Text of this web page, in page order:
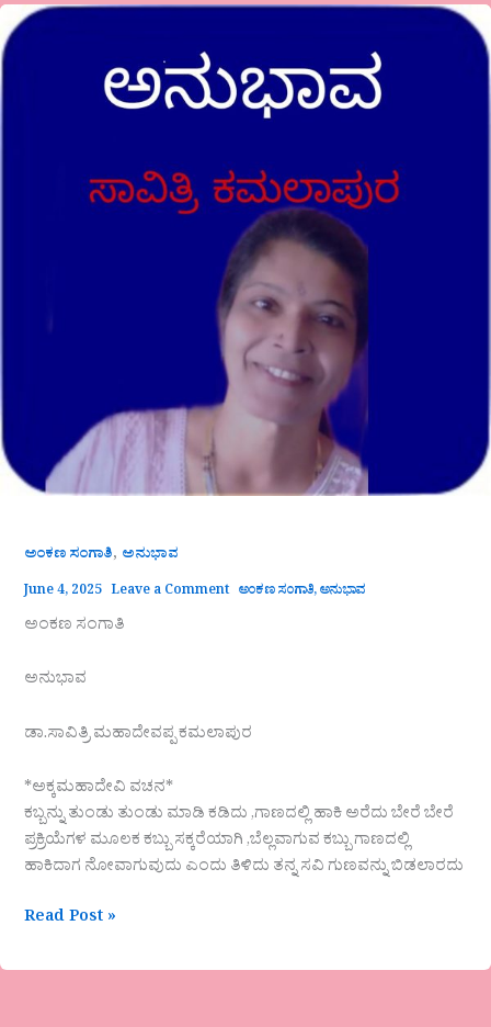
ಅಂಕಣ ಸಂಗಾತಿ, ಅನುಭಾವ
June 4, 2025 Leave a Comment ಅಂಕಣ ಸಂಗಾತಿ,ಅನುಭಾವ
ಅಂಕಣ ಸಂಗಾತಿ
ಅನುಭಾವ
ಡಾ.ಸಾವಿತ್ರಿ ಮಹಾದೇವಪ್ಪ ಕಮಲಾಪುರ
*ಅಕ್ಕಮಹಾದೇವಿ ವಚನ*
ಕಬ್ಬನ್ನು ತುಂಡು ತುಂಡು ಮಾಡಿ ಕಡಿದು ,ಗಾಣದಲ್ಲಿ ಹಾಕಿ ಅರೆದು ಬೇರೆ ಬೇರೆ
ಪ್ರಕ್ರಿಯೆಗಳ ಮೂಲಕ ಕಬ್ಬು ಸಕ್ಕರೆಯಾಗಿ ,ಬೆಲ್ಲವಾಗುವ ಕಬ್ಬು ಗಾಣದಲ್ಲಿ
ಹಾಕಿದಾಗ ನೋವಾಗುವುದು ಎಂದು ತಿಳಿದು ತನ್ನ ಸವಿ ಗುಣವನ್ನು ಬಿಡಲಾರದು
Read Post »